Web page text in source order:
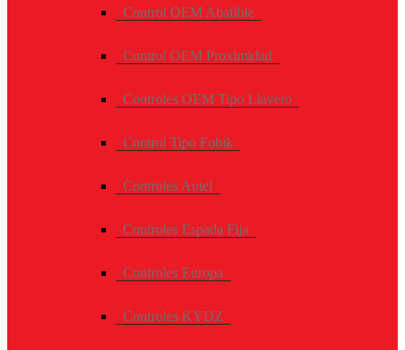
Control OEM Abatible
Control OEM Proximidad
Controles OEM Tipo Llavero
Control Tipo Fobik
Controles Autel
Controles Espada Fija
Controles Europa
Controles KYDZ